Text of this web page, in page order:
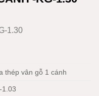
1.30
thép vân gỗ 1 cánh
1.03